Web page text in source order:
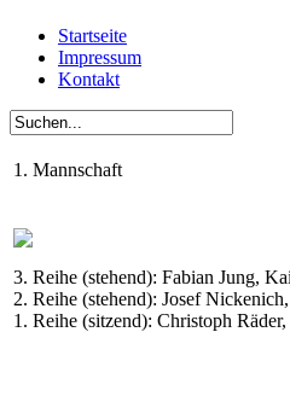
Startseite
Impressum
Kontakt
1. Mannschaft
3. Reihe (stehend): Fabian Jung,
2. Reihe (stehend): Josef
1. Reihe (sitzend): Christoph